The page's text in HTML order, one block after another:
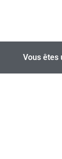
Vous êtes